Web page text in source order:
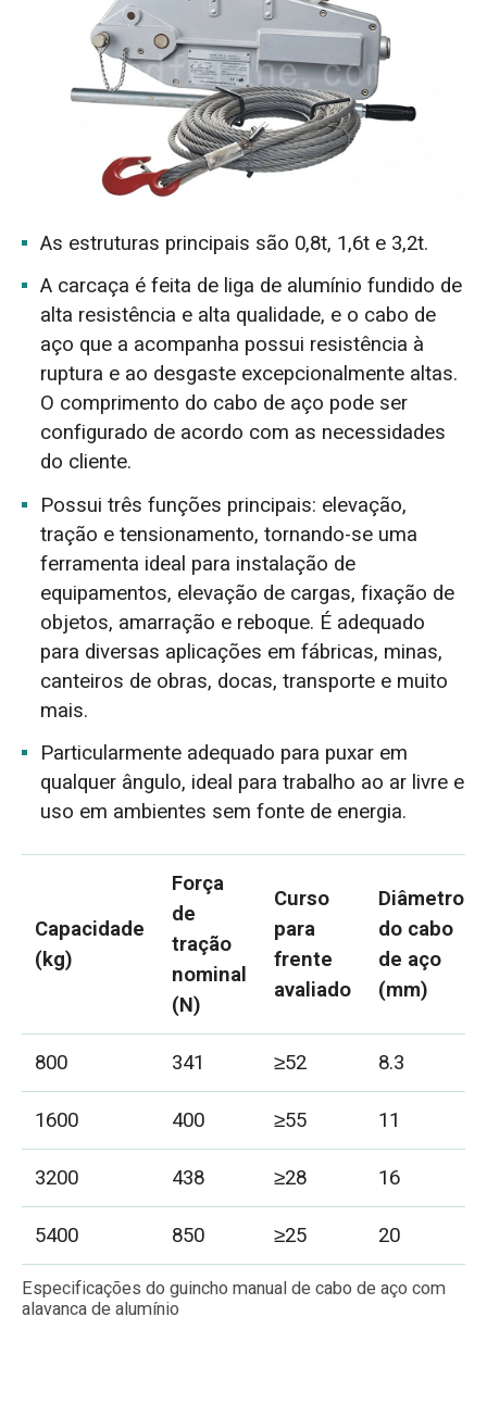
As estruturas principais são 0,8t, 1,6t e 3,2t.
A carcaça é feita de liga de alumínio fundido de
alta resistência e alta qualidade, e o cabo de
aço que a acompanha possui resistência à
ruptura e ao desgaste excepcionalmente altas.
O comprimento do cabo de aço pode ser
configurado de acordo com as necessidades
do cliente.
Possui três funções principais: elevação,
tração e tensionamento, tornando-se uma
ferramenta ideal para instalação de
equipamentos, elevação de cargas, fixação de
objetos, amarração e reboque. É adequado
para diversas aplicações em fábricas, minas,
canteiros de obras, docas, transporte e muito
mais.
Particularmente adequado para puxar em
qualquer ângulo, ideal para trabalho ao ar livre e
uso em ambientes sem fonte de energia.
Capacidade
(kg)
Força
de
tração
nominal
(N)
Curso
para
frente
avaliado
Diâmetro
do cabo
de aço
(mm)
800 341 ≥52
8.3
1600
400 ≥55
11
3200
438 ≥28
16
5400
850 ≥25 20
Especificações do guincho manual de cabo de aço com
alavanca de alumínio